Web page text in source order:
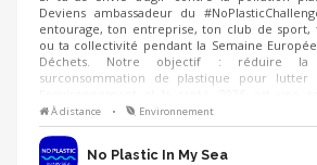
Deviens ambassadeur du
entourage, ton entreprise, ton club de
ou ta collectivité pendant la Semaine
Déchets. Notre objectif : réduire
surconsommation de plastique pour
édition du challenge mobilisera plus de 75
campagne axée sur la santé, de
événements de sensibilisation.
À distance • Environnement
No Plastic In My Sea